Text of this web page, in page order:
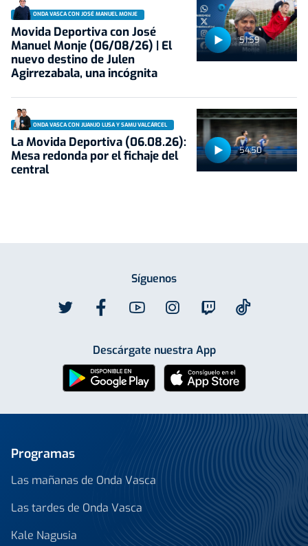
51:59
ONDA VASCA CON JOSÉ MANUEL MONJE
Movida Deportiva con José
Manuel Monje (06/08/26) | El
nuevo destino de Julen
Agirrezabala, una incógnita
54:50
ONDA VASCA CON JUANJO LUSA Y SAMU VALCÁRCEL
La Movida Deportiva (06.08.26):
Mesa redonda por el fichaje del
central
Síguenos
Descárgate nuestra App
Programas
Las mañanas de Onda Vasca
Las tardes de Onda Vasca
Kale Nagusia